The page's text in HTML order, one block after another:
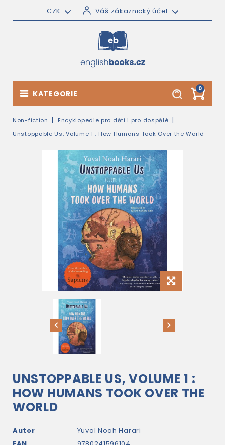
CZK Váš zákaznický účet
0
KATEGORIE
Non-fiction
Encyklopedie pro děti i pro dospělé
Unstoppable Us, Volume 1 : How Humans Took Over the World
UNSTOPPABLE US, VOLUME 1 :
HOW HUMANS TOOK OVER THE
WORLD
Autor
Yuval Noah Harari